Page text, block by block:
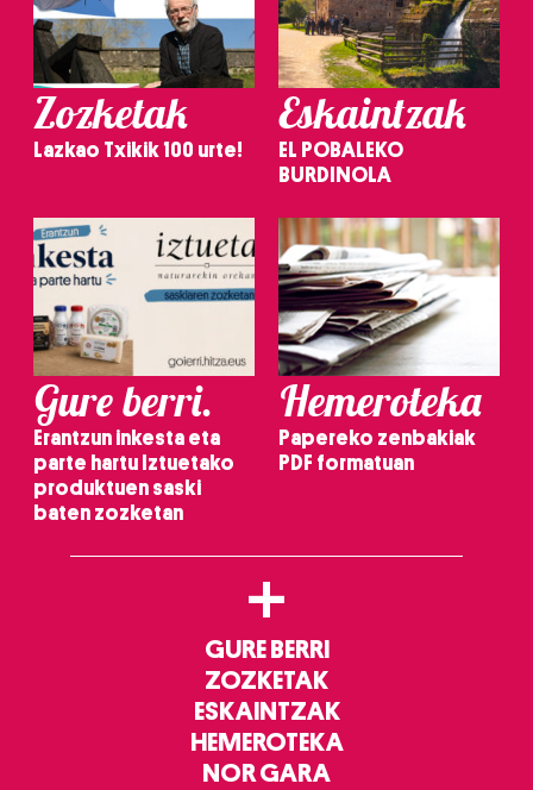
Zozketak
Lazkao Txikik 100 urte!
Eskaintzak
EL POBALEKO
BURDINOLA
Gure berri.
Erantzun inkesta eta
parte hartu Iztuetako
produktuen saski
baten zozketan
Hemeroteka
Papereko zenbakiak
PDF formatuan
+
GURE BERRI
ZOZKETAK
ESKAINTZAK
HEMEROTEKA
NOR GARA